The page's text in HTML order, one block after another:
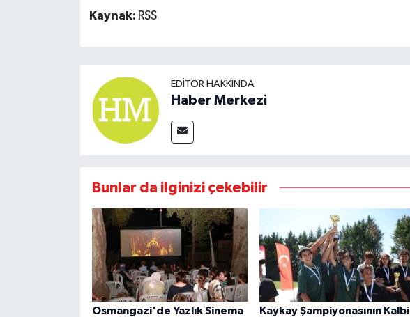
Kaynak: RSS
EDITÖR HAKKINDA
Haber Merkezi
Bunlar da ilginizi çekebilir
Osmangazi'de Yazlık Sinema
Kaykay Şampiyonasının Kalbi